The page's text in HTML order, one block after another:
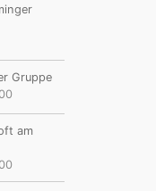
Gruppe
am